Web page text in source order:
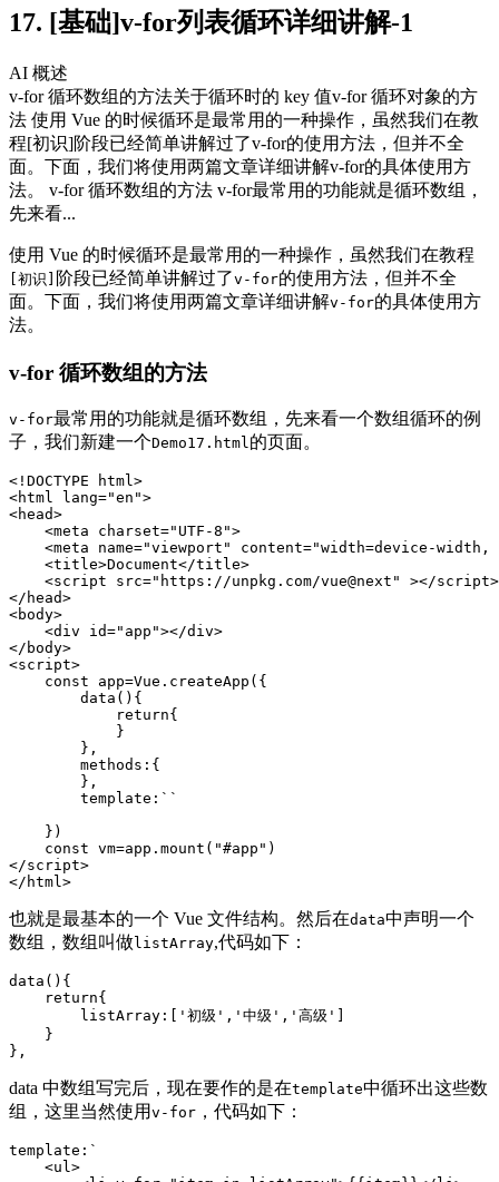
17. [基础]v-for列表循环详细讲解-1
AI 概述
v-for 循环数组的方法关于循环时的 key 值v-for 循环对象的方
法 使用 Vue 的时候循环是最常用的一种操作，虽然我们在教
程[初识]阶段已经简单讲解过了v-for的使用方法，但并不全
面。下面，我们将使用两篇文章详细讲解v-for的具体使用方
法。 v-for 循环数组的方法 v-for最常用的功能就是循环数组，
先来看...
使用 Vue 的时候循环是最常用的一种操作，虽然我们在教程
[初识] 阶段已经简单讲解过了v-for的使用方法，但并不全
面。下面，我们将使用两篇文章详细讲解v-for的具体使用方
法。
v-for 循环数组的方法
v-for最常用的功能就是循环数组，先来看一个数组循环的例
子，我们新建一个Demo17.html的页面。
<!DOCTYPE html>
<html lang="en">
<head>
    <meta charset="UTF-8">
<meta name="viewport" content="width=device-width,
    <title>Document</title>
    <script src="https://unpkg.com/vue@next" ></script>
</head>
<body>
    <div id="app"></div>
</body>
<script>
    const app=Vue.createApp({
        data(){
            return{
            }
        },
        methods:{
        },
        template:``
    })
    const vm=app.mount("#app")
</script>
</html>
也就是最基本的一个 Vue 文件结构。然后在data中声明一个
数组，数组叫做listArray,代码如下：
data(){
    return{
        listArray:['初级','中级','高级']
    }
},
data 中数组写完后，现在要作的是在template中循环出这些数
组，这里当然使用 v-for ，代码如下：
template:`
    <ul>